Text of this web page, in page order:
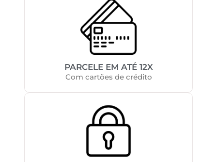
PARCELE EM ATÉ 12X
Com cartões de crédito